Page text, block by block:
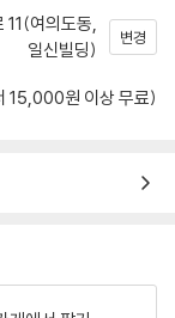
11(여의도동,
일신빌딩)
변경
15,000원 이상 무료)